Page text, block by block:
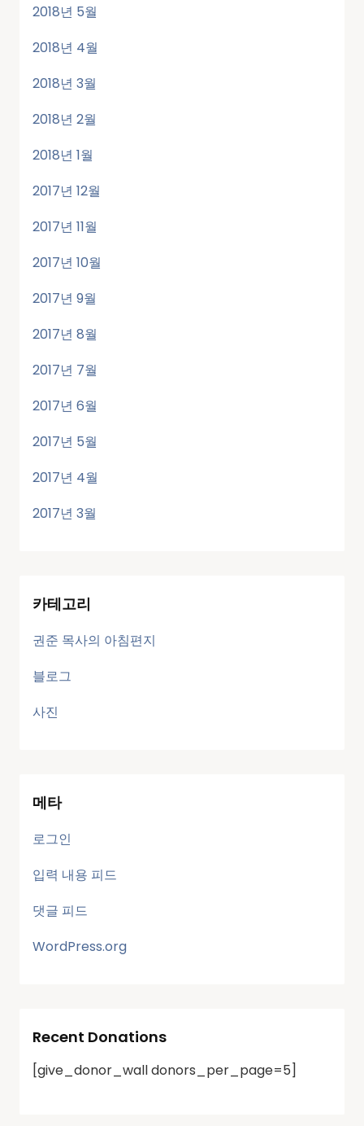
2018년 5월
2018년 4월
2018년 3월
2018년 2월
2018년 1월
2017년 12월
2017년 11월
2017년 10월
2017년 9월
2017년 8월
2017년 7월
2017년 6월
2017년 5월
2017년 4월
2017년 3월
카테고리
권준 목사의 아침편지
블로그
사진
메타
로그인
입력 내용 피드
댓글 피드
WordPress.org
Recent Donations
[give_donor_wall donors_per_page=5]